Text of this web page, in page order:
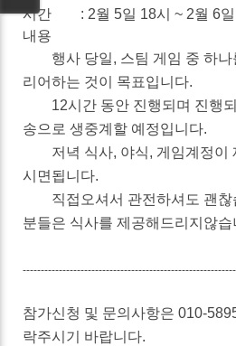
시간
: 2월 5일 18시 ~ 2월 6일
내용
행사 당일, 스팀 게임 중 하
리어하는 것이 목표입니다.
12시간 동안 진행되며 진행
송으로 생중계할 예정입니다.
저녁 식사, 야식, 게임계정이
시면됩니다.
직접오셔서 관전하셔도 괜
분들은 식사를 제공해드리지않습
참가신청 및 문의사항은 010-
락주시기 바랍니다.